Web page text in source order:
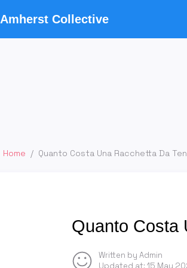
Amherst Collective
Home / Quanto Costa Una Racchetta Da
Quanto Costa
Written by Admin
Updated at: 15 May